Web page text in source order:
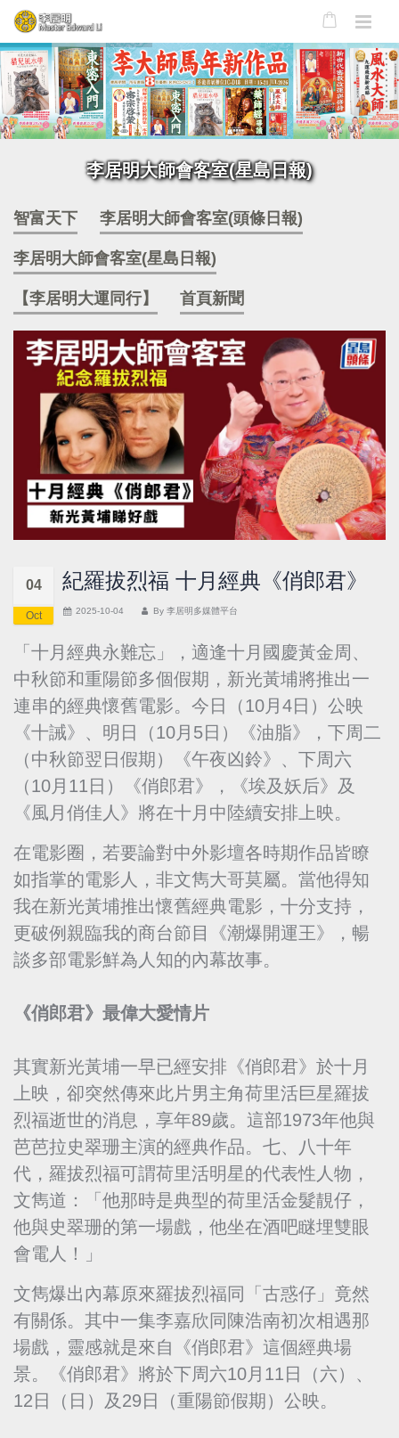
李居明大師會客室(星島日報)
智富天下 李居明大師會客室(頭條日報)
李居明大師會客室(星島日報)
【李居明大運同行】 首頁新聞
04
Oct
紀羅拔烈福 十月經典《俏郎君》
2025-10-04 By 李居明多媒體平台
「十月經典永難忘」，適逢十月國慶黃金周、
中秋節和重陽節多個假期，新光黃埔將推出一
連串的經典懷舊電影。今日（10月4日）公映
《十誡》、明日（10月5日）《油脂》，下周二
（中秋節翌日假期）《午夜凶鈴》、下周六
（10月11日）《俏郎君》，《埃及妖后》及
《風月俏佳人》將在十月中陸續安排上映。
在電影圈，若要論對中外影壇各時期作品皆瞭
如指掌的電影人，非文雋大哥莫屬。當他得知
我在新光黃埔推出懷舊經典電影，十分支持，
更破例親臨我的商台節目《潮爆開運王》，暢
談多部電影鮮為人知的內幕故事。
《俏郎君》最偉大愛情片
其實新光黃埔一早已經安排《俏郎君》於十月
上映，卻突然傳來此片男主角荷里活巨星羅拔
烈福逝世的消息，享年89歲。這部1973年他與
芭芭拉史翠珊主演的經典作品。七、八十年
代，羅拔烈福可謂荷里活明星的代表性人物，
文雋道：「他那時是典型的荷里活金髮靚仔，
他與史翠珊的第一場戲，他坐在酒吧瞇埋雙眼
會電人！」
文雋爆出內幕原來羅拔烈福同「古惑仔」竟然
有關係。其中一集李嘉欣同陳浩南初次相遇那
場戲，靈感就是來自《俏郎君》這個經典場
景。《俏郎君》將於下周六10月11日（六）、
12日（日）及29日（重陽節假期）公映。